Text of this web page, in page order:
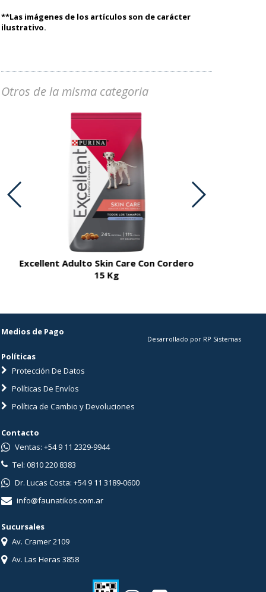
**Las imágenes de los artículos son de carácter
ilustrativo.
Otros de la misma categoria
Excellent Adulto Skin Care Con Cordero
15 Kg
Medios de Pago
Políticas
Protección De Datos
Políticas De Envíos
Política de Cambio y Devoluciones
Desarrollado por RP Sistemas
Contacto
Ventas: +54 9 11 2329-9944
Tel: 0810 220 8383
Dr. Lucas Costa: +54 9 11 3189-0600
info@faunatikos.com.ar
Sucursales
Av. Cramer 2109
Av. Las Heras 3858